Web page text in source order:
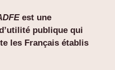
est une
publique qui
les Français établis